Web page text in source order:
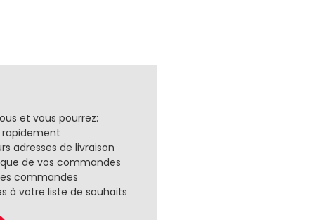
et vous pourrez:
adresses de livraison
de vos commandes
commandes
à votre liste de souhaits